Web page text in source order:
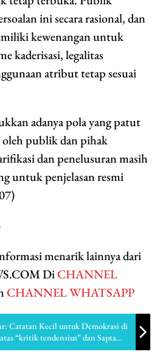
ini secara rasional, dan
kewenangan untuk
kaderisasi, legalitas
atribut tetap sesuai
adanya pola yang patut
publik dan pihak
dan penelusuran masih
untuk penjelasan resmi
menarik lainnya dari
DiCHANNEL
CHANNEL WHATSAPP
Catatan Kecil untuk Demokrasi di
“kritik tendensius” dan Sapta
Perspektif Pekerjaan Sosial.